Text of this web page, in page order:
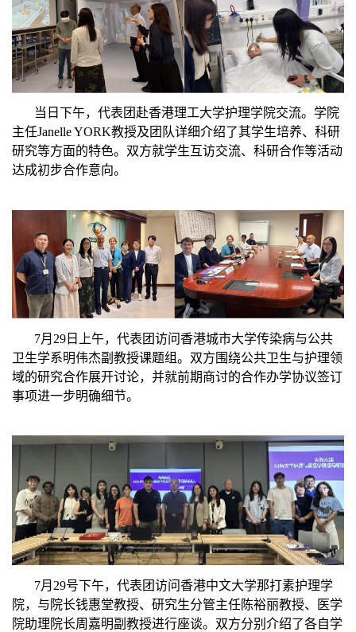
当日下午，代表团赴香港理工大学护理学院交流。学院
主任Janelle YORK教授及团队详细介绍了其学生培养、科研
研究等方面的特色。双方就学生互访交流、科研合作等活动
达成初步合作意向。
7月29日上午，代表团访问香港城市大学传染病与公共
卫生学系明伟杰副教授课题组。双方围绕公共卫生与护理领
域的研究合作展开讨论，并就前期商讨的合作办学协议签订
事项进一步明确细节。
7月29号下午， 代表团访问香港中文大学那打素护理学
院，与院长钱惠堂教授、研究生分管主任陈裕丽教授、医学
院助理院长周嘉明副教授进行座谈。双方分别介绍了各自学